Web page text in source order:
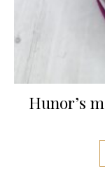
Hunor’s